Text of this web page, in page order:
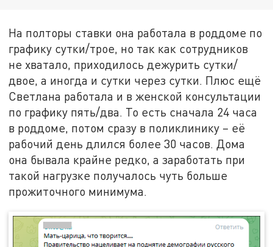
На полторы ставки она работала в роддоме по
графику сутки/трое, но так как сотрудников
не хватало, приходилось дежурить сутки/
двое, а иногда и сутки через сутки. Плюс ещё
Светлана работала и в женской консультации
по графику пять/два. То есть сначала 24 часа
в роддоме, потом сразу в поликлинику – её
рабочий день длился более 30 часов. Дома
она бывала крайне редко, а заработать при
такой нагрузке получалось чуть больше
прожиточного минимума.